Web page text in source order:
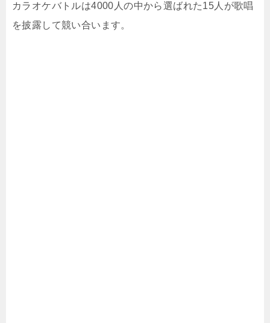
カラオケバトルは4000人の中から選ばれた15人が歌唱
を披露して競い合います。